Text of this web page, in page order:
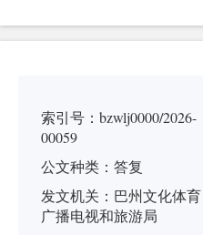
索引号：bzwlj0000/2026-
00059
公文种类：答复
发文机关：巴州文化体育
广播电视和旅游局